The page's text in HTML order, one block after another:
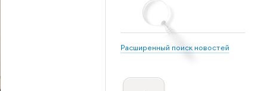
Расширенный поиск новостей